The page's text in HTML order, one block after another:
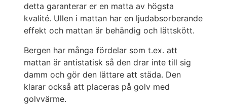
detta garanterar er en matta av högsta
kvalité. Ullen i mattan har en ljudabsorberande
effekt och mattan är behändig och lättskött.
Bergen har många fördelar som t.ex. att
mattan är antistatisk så den drar inte till sig
damm och gör den lättare att städa. Den
klarar också att placeras på golv med
golvvärme.